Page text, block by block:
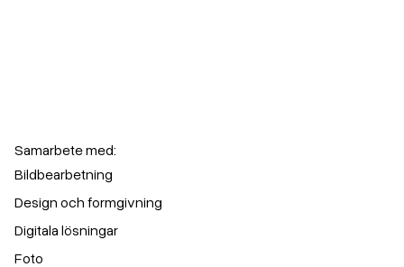
Samarbete med:
Bildbearbetning
Design och formgivning
Digitala lösningar
Foto